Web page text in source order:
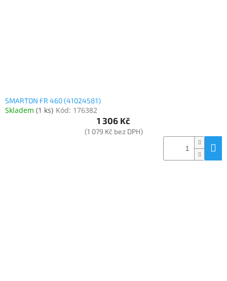
SMARTON FR 460 (41024581)
Skladem (1 ks) Kód: 176382
1 306 Kč
(1 079 Kč bez DPH)